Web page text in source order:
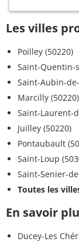
Les villes
Poilley (50220)
Saint-Quentin-
Saint-Aubin-
Marcilly (50220)
Saint-Laurent-
Juilley (50220)
Pontaubault
Saint-Loup
Saint-Senier-
Toutes les
En savoir
Ducey-Les